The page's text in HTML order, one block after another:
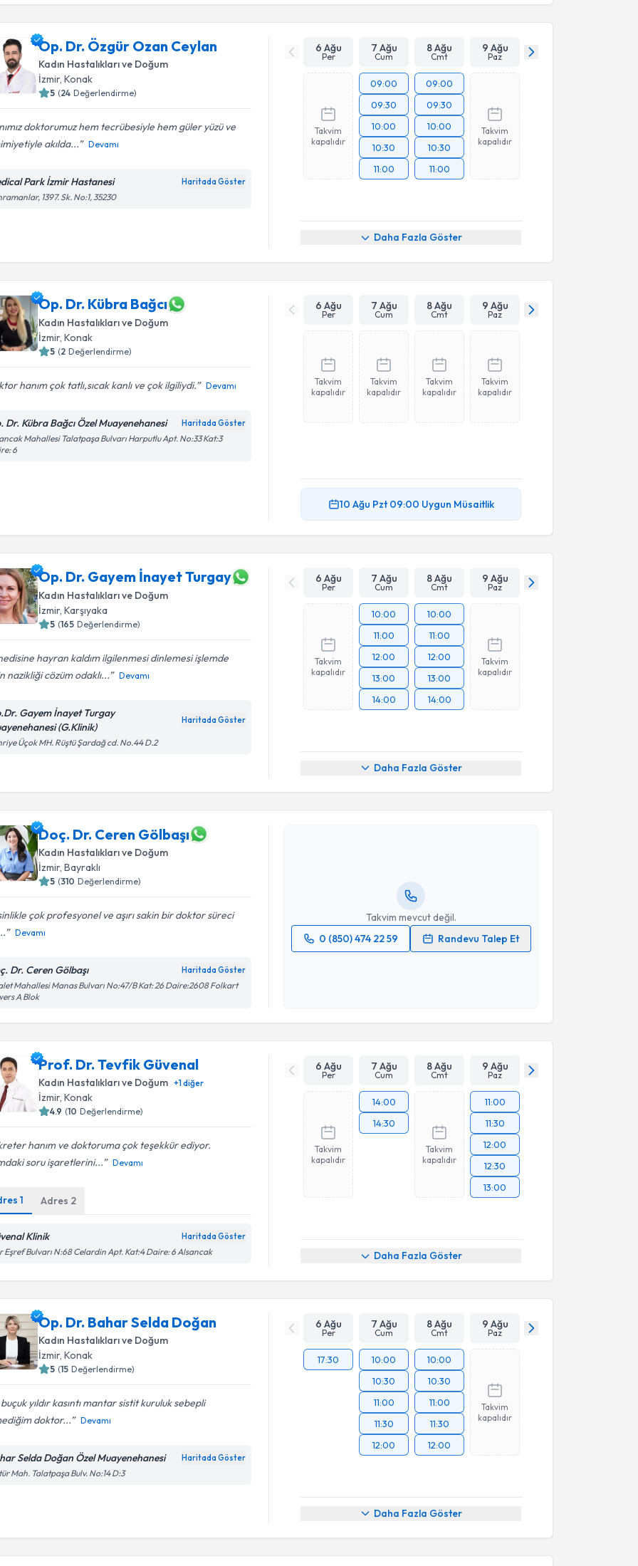
Op. Dr. Özgür Ozan Ceylan
Kadın Hastalıkları ve Doğum
İzmir, Konak
5 (24 Değerlendirme)
doktorumuz hem tecrübesiyle hem güler yüzü ve
akılda...
Devamı
Park İzmir Hastanesi Haritada Göster
1397. Sk. No:1, 35230
6 Ağu
Per
7 Ağu
Cum
8 Ağu
Cmt
9 Ağu
Paz
Takvim
kapalıdır
09:00
09:30
10:00
10:30
11:00
09:00
09:30
10:00
10:30
11:00
Takvim
kapalıdır
Daha Fazla Göster
Op. Dr. Kübra Bağcı
Kadın Hastalıkları ve Doğum
İzmir, Konak
5 (2 Değerlendirme)
hanım çok tatlı,sıcak kanlı ve çok ilgiliydi.️ Devamı
Dr. Kübra Bağcı Özel Muayenehanesi Haritada Göster
Mahallesi Talatpaşa Bulvarı Harputlu Apt. No:33 Kat:3
6
6 Ağu
Per
7 Ağu
Cum
8 Ağu
Cmt
9 Ağu
Paz
Takvim
kapalıdır
Takvim
kapalıdır
Takvim
kapalıdır
Takvim
kapalıdır
10 Ağu Pzt 09:00 Uygun Müsaitlik
Op. Dr. Gayem İnayet Turgay
Kadın Hastalıkları ve Doğum
İzmir, Karşıyaka
5 (165 Değerlendirme)
hayran kaldım ilgilenmesi dinlemesi işlemde
nazikliği cözüm odaklı...
Devamı
Gayem İnayet Turgay
(G.Klinik)
Haritada Göster
Üçok MH. Rüştü Şardağ cd. No.44 D.2
6 Ağu
Per
7 Ağu
Cum
8 Ağu
Cmt
9 Ağu
Paz
Takvim
kapalıdır
10:00
11:00
12:00
13:00
14:00
10:00
11:00
12:00
13:00
14:00
Takvim
kapalıdır
Daha Fazla Göster
Doç. Dr. Ceren Gölbaşı
Kadın Hastalıkları ve Doğum
İzmir, Bayraklı
5 (310 Değerlendirme)
çok profesyonel ve aşırı sakin bir doktor süreci
Devamı
Dr. Ceren Gölbaşı Haritada Göster
Mahallesi Manas Bulvarı No:47/B Kat: 26 Daire:2608 Folkart
A Blok
Takvim mevcut değil.
0 (850) 474 22 59
Randevu Talep Et
Prof. Dr. Tevfik Güvenal
Kadın Hastalıkları ve Doğum +1diğer
İzmir, Konak
4.9 (10 Değerlendirme)
hanım ve doktoruma çok teşekkür ediyor.
soru işaretlerini...
Devamı
1 Adres 2
Klinik Haritada Göster
Eşref Bulvarı N:68 Celardin Apt. Kat:4 Daire: 6 Alsancak
6 Ağu
Per
7 Ağu
Cum
8 Ağu
Cmt
9 Ağu
Paz
Takvim
kapalıdır
14:00
14:30
Takvim
kapalıdır
11:00
11:30
12:00
12:30
13:00
Daha Fazla Göster
Op. Dr. Bahar Selda Doğan
Kadın Hastalıkları ve Doğum
İzmir, Konak
5 (15 Değerlendirme)
yıldır kasıntı mantar sistit kuruluk sebepli
doktor...
Devamı
Selda Doğan Özel Muayenehanesi Haritada Göster
Mah. Talatpaşa Bulv. No:14 D:3
6 Ağu
Per
7 Ağu
Cum
8 Ağu
Cmt
9 Ağu
Paz
17:30
10:00
10:30
11:00
11:30
12:00
10:00
10:30
11:00
11:30
12:00
Takvim
kapalıdır
Daha Fazla Göster